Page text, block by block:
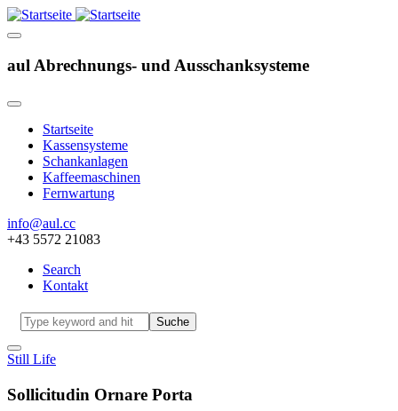
aul Abrechnungs- und Ausschanksysteme
Hauptnavigation
Startseite
Kassensysteme
Schankanlagen
Kaffeemaschinen
Fernwartung
info@aul.cc
+43 5572 21083
Navigation
other
Search
Kontakt
Suche
Still Life
Sollicitudin Ornare Porta